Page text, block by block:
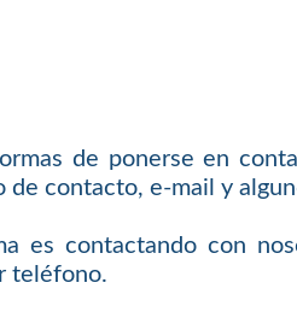
de ponerse en
de contacto, e-mail y
es contactando con
teléfono.